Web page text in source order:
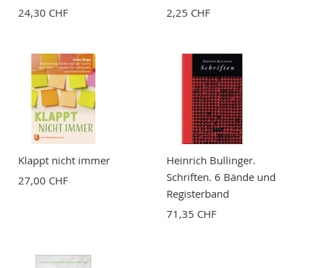
24,30 CHF
2,25 CHF
Klappt nicht immer
27,00 CHF
Heinrich Bullinger.
Schriften. 6 Bände und
Registerband
71,35 CHF